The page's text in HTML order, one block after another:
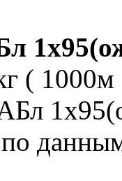
( 1000м